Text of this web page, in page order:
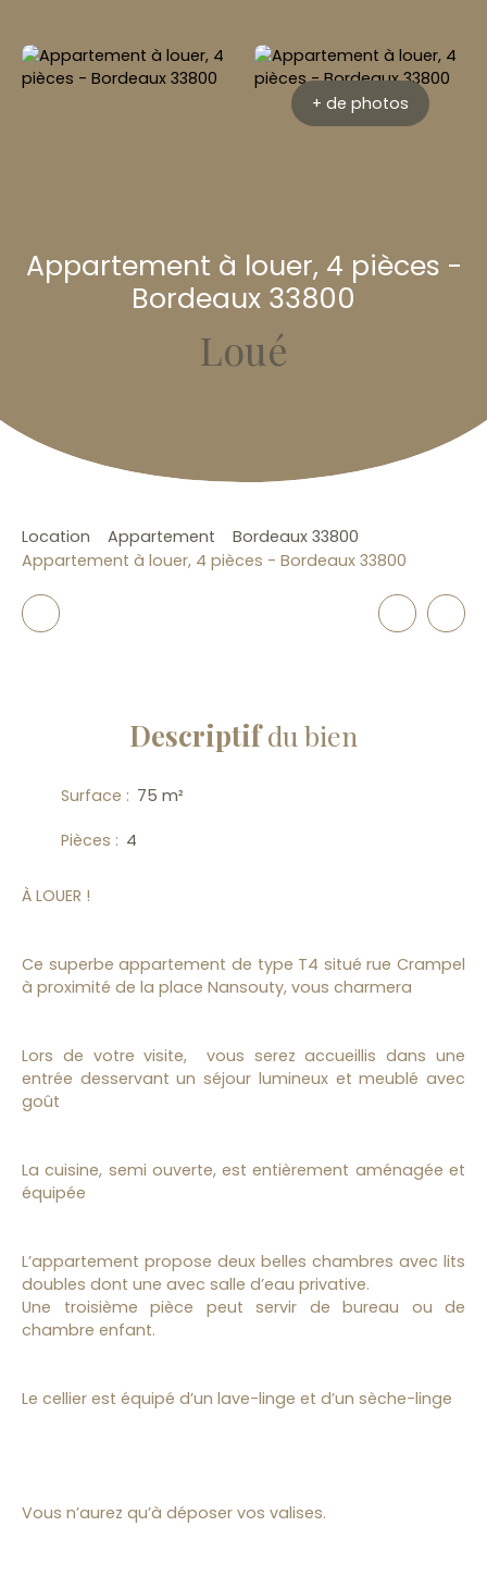
+ de photos
Appartement à louer, 4 pièces -
Bordeaux 33800
Loué
Location Appartement
Bordeaux 33800
Appartement à louer, 4 pièces - Bordeaux 33800
Descriptifdu bien
Surface : 75 m²
Pièces : 4
À LOUER !
Ce superbe appartement de type T4 situé rue Crampel
à proximité de la place Nansouty, vous charmera
Lors de votre visite, vous serez accueillis dans une
entrée desservant un séjour lumineux et meublé avec
goût
La cuisine, semi ouverte, est entièrement aménagée et
équipée
L’appartement propose deux belles chambres avec lits
doubles dont une avec salle d’eau privative.
Une troisième pièce peut servir de bureau ou de
chambre enfant.
Le cellier est équipé d’un lave-linge et d’un sèche-linge
Vous n’aurez qu’à déposer vos valises.